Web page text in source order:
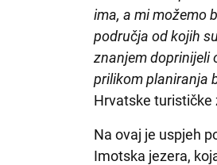
ima, a mi možemo
područja od kojih
znanjem doprinijeli
prilikom planiranja
Hrvatske turističke
Na ovaj je uspjeh
Imotska jezera,